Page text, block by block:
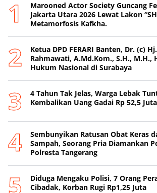
Marooned Actor Society Guncang
Jakarta Utara 2026 Lewat Lakon
Metamorfosis Kafkha.
Ketua DPD FERARI Banten, Dr. (c)
Rahmawati, A.Md.Kom., S.H., M.H.,
Hukum Nasional di Surabaya
4 Tahun Tak Jelas, Warga Lebak
Kembalikan Uang Gadai Rp 52,5 Juta
Sembunyikan Ratusan Obat Keras
Sampah, Seorang Pria Diamankan
Polresta Tangerang
Diduga Mengaku Polisi, 7 Orang
Cibadak, Korban Rugi Rp1,25 Juta